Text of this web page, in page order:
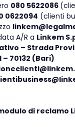
080 5622086
0622094 (clienti
A/R a Linkem
– Strada
– 70132 (Bari)
di reclamo